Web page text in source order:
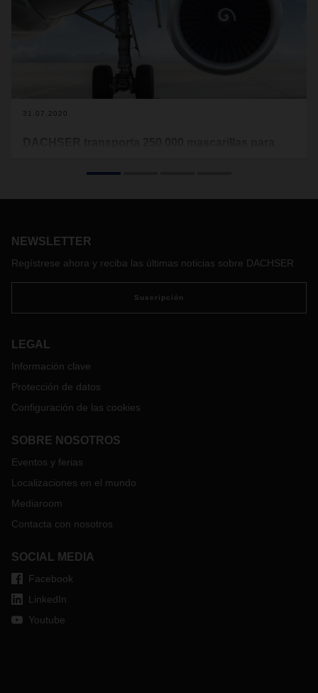
31.07.2020
del conjunto de medidas de protección implementadas por
América Latina.
NEWSLETTER
Regístrese ahora y reciba las últimas noticias sobre DACHSER
Suscripción
LEGAL
Información clave
Protección de datos
Configuración de las cookies
SOBRE NOSOTROS
Eventos y ferias
Localizaciones en el mundo
Mediaroom
Contacta con nosotros
SOCIAL MEDIA
Facebook
LinkedIn
Youtube